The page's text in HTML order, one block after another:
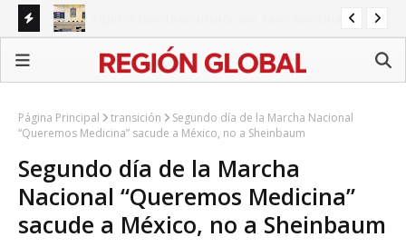
Congreso de Puebla concentra agenda en reformas
sectoriales mientras persisten pendientes estatales
Página Principal transición
Segundo día de la Marcha Nacional
“Queremos Medicina” sacude a México, no a Sheinbaum
Segundo día de la Marcha
Nacional “Queremos Medicina”
sacude a México, no a Sheinbaum